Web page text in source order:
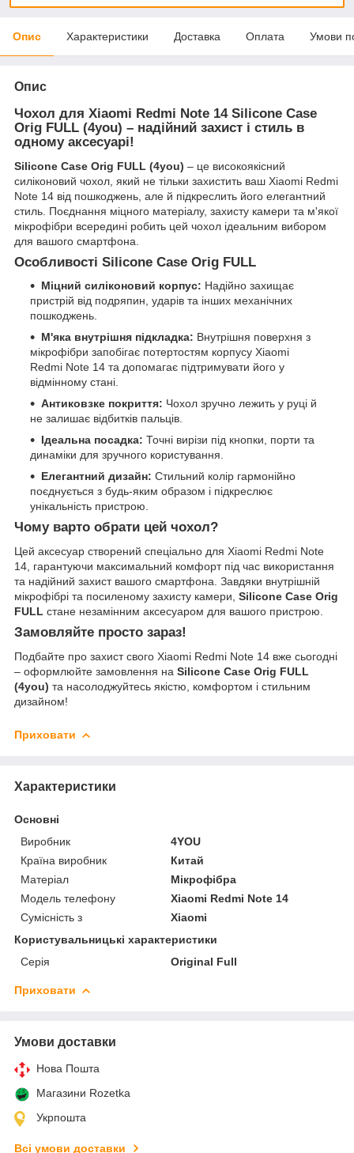
Опис Характеристики Доставка Оплата Умови
Опис
Чохол для Xiaomi Redmi Note 14 Silicone Case
Orig FULL (4you) – надійний захист і стиль в
одному аксесуарі!
Silicone Case Orig FULL (4you) – це високоякісний
силіконовий чохол, який не тільки захистить ваш Xiaomi Redmi
Note 14 від пошкоджень, але й підкреслить його елегантний
стиль. Поєднання міцного матеріалу, захисту камери та м'якої
мікрофібри всередині робить цей чохол ідеальним вибором
для вашого смартфона.
Особливості Silicone Case Orig FULL
Міцний силіконовий корпус: Надійно захищає
пристрій від подряпин, ударів та інших механічних
пошкоджень.
М'яка внутрішня підкладка: Внутрішня поверхня з
мікрофібри запобігає потертостям корпусу Xiaomi
Redmi Note 14 та допомагає підтримувати його у
відмінному стані.
Антиковзке покриття: Чохол зручно лежить у руці й
не залишає відбитків пальців.
Ідеальна посадка: Точні вирізи під кнопки, порти та
динаміки для зручного користування.
Елегантний дизайн: Стильний колір гармонійно
поєднується з будь-яким образом і підкреслює
унікальність пристрою.
Чому варто обрати цей чохол?
Цей аксесуар створений спеціально для Xiaomi Redmi Note
14, гарантуючи максимальний комфорт під час використання
та надійний захист вашого смартфона. Завдяки внутрішній
мікрофібрі та посиленому захисту камери, Silicone Case Orig
FULL стане незамінним аксесуаром для вашого пристрою.
Замовляйте просто зараз!
Подбайте про захист свого Xiaomi Redmi Note 14 вже сьогодні
– оформлюйте замовлення на Silicone Case Orig FULL
(4you) та насолоджуйтесь якістю, комфортом і стильним
дизайном!
Приховати
Характеристики
Основні
Виробник
4YOU
Країна виробник
Китай
Матеріал
Мікрофібра
Модель телефону
Xiaomi Redmi Note 14
Сумісність з
Xiaomi
Користувальницькі характеристики
Серія
Original Full
Приховати
Умови доставки
Нова Пошта
Магазини Rozetka
Укрпошта
Всі умови доставки